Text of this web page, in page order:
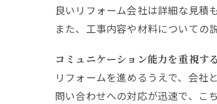
良いリフォーム会社は詳細な見積
また、工事内容や材料についての
コミュニケーション能力を重視する
リフォームを進めるうえで、会社
問い合わせへの対応が迅速で、こ